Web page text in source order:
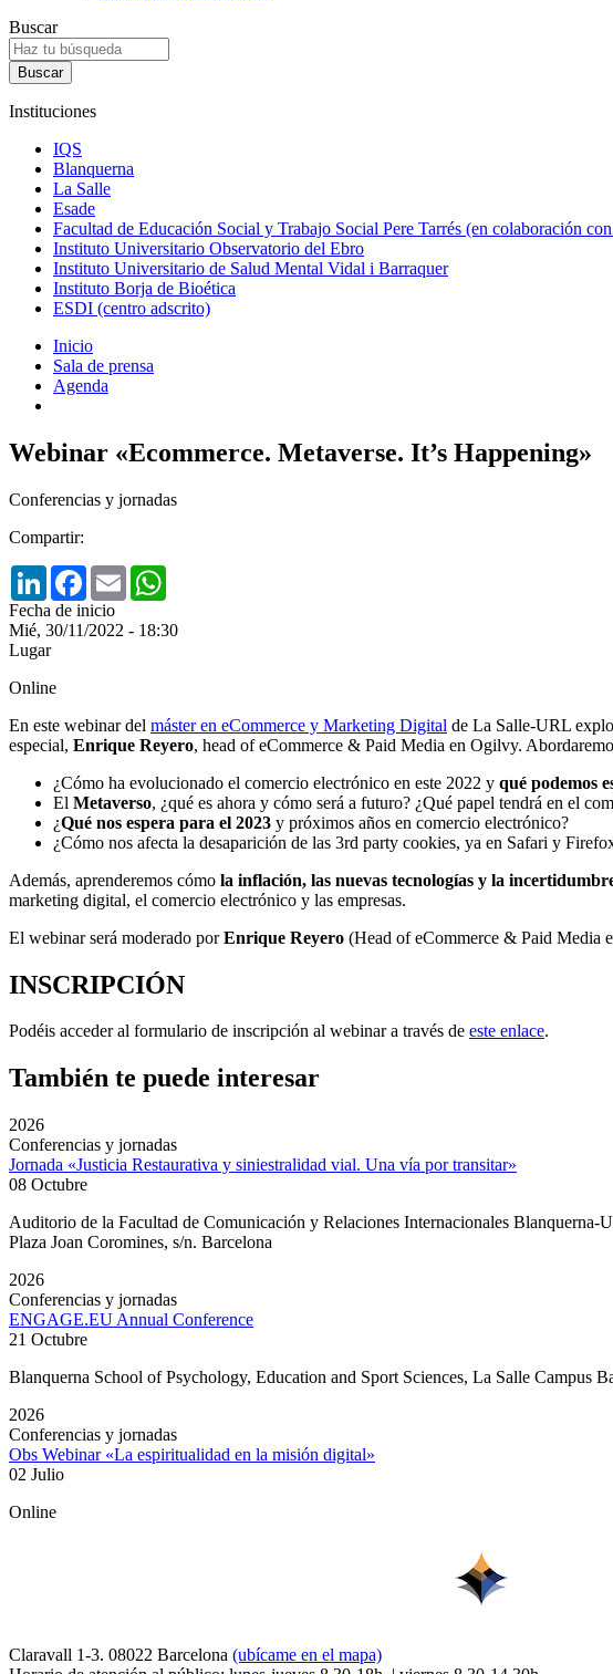
Buscar
Instituciones
IQS
Blanquerna
La Salle
Esade
Facultad de Educación Social y Trabajo Social Pere Tarrés (en colaboración
Instituto Universitario Observatorio del Ebro
Instituto Universitario de Salud Mental Vidal i Barraquer
Instituto Borja de Bioética
ESDI (centro adscrito)
Inicio
Sala de prensa
Agenda
Webinar «Ecommerce. Metaverse. It’s Happening»
Conferencias y jornadas
Compartir:
LinkedInFacebook
Email
Fecha de inicio
Mié, 30/11/2022 - 18:30
Lugar
Online
En este webinar del máster en eCommerce y Marketing Digital de La Salle-URL
especial, Enrique Reyero, head of eCommerce & Paid Media en Ogilvy.
¿Cómo ha evolucionado el comercio electrónico en este 2022 y qué podemos
El Metaverso, ¿qué es ahora y cómo será a futuro? ¿Qué papel tendrá en el
¿Qué nos espera para el 2023 y próximos años en comercio electrónico?
¿Cómo nos afecta la desaparición de las 3rd party cookies, ya en Safari y
Además, aprenderemos cómo la inflación, las nuevas tecnologías y la
marketing digital, el comercio electrónico y las empresas.
El webinar será moderado porEnrique Reyero (Head of eCommerce & Paid Media
INSCRIPCIÓN
Podéis acceder al formulario de inscripción al webinar a través de este enlace.
También te puede interesar
2026
Conferencias y jornadas
Jornada «Justicia Restaurativa y siniestralidad vial. Una vía por transitar»
08 Octubre
Auditorio de la Facultad de Comunicación y Relaciones Internacionales Blanquerna-
Plaza Joan Coromines, s/n. Barcelona
2026
Conferencias y jornadas
ENGAGE.EU Annual Conference
21 Octubre
Blanquerna School of Psychology, Education and Sport Sciences, La Salle Campus
2026
Conferencias y jornadas
Obs Webinar «La espiritualidad en la misión digital»
02 Julio
Online
Claravall 1-3. 08022 Barcelona (ubícame en el mapa)